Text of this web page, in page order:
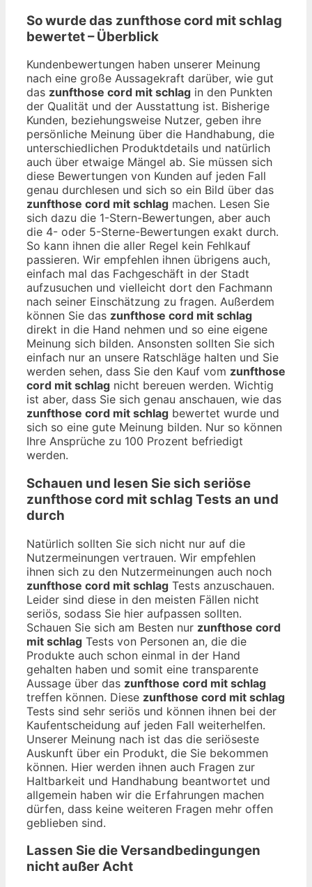
So wurde das zunfthose cord mit schlag
bewertet – Überblick
Kundenbewertungen haben unserer Meinung
nach eine große Aussagekraft darüber, wie gut
das zunfthose cord mit schlag in den Punkten
der Qualität und der Ausstattung ist. Bisherige
Kunden, beziehungsweise Nutzer, geben ihre
persönliche Meinung über die Handhabung, die
unterschiedlichen Produktdetails und natürlich
auch über etwaige Mängel ab. Sie müssen sich
diese Bewertungen von Kunden auf jeden Fall
genau durchlesen und sich so ein Bild über das
zunfthose cord mit schlag machen. Lesen Sie
sich dazu die 1-Stern-Bewertungen, aber auch
die 4- oder 5-Sterne-Bewertungen exakt durch.
So kann ihnen die aller Regel kein Fehlkauf
passieren. Wir empfehlen ihnen übrigens auch,
einfach mal das Fachgeschäft in der Stadt
aufzusuchen und vielleicht dort den Fachmann
nach seiner Einschätzung zu fragen. Außerdem
können Sie das zunfthose cord mit schlag
direkt in die Hand nehmen und so eine eigene
Meinung sich bilden. Ansonsten sollten Sie sich
einfach nur an unsere Ratschläge halten und Sie
werden sehen, dass Sie den Kauf vom zunfthose
cord mit schlag nicht bereuen werden. Wichtig
ist aber, dass Sie sich genau anschauen, wie das
zunfthose cord mit schlag bewertet wurde und
sich so eine gute Meinung bilden. Nur so können
Ihre Ansprüche zu 100 Prozent befriedigt
werden.
Schauen und lesen Sie sich seriöse
zunfthose cord mit schlag Tests an und
durch
Natürlich sollten Sie sich nicht nur auf die
Nutzermeinungen vertrauen. Wir empfehlen
ihnen sich zu den Nutzermeinungen auch noch
zunfthose cord mit schlag Tests anzuschauen.
Leider sind diese in den meisten Fällen nicht
seriös, sodass Sie hier aufpassen sollten.
Schauen Sie sich am Besten nur zunfthose cord
mit schlag Tests von Personen an, die die
Produkte auch schon einmal in der Hand
gehalten haben und somit eine transparente
Aussage über das zunfthose cord mit schlag
treffen können. Diese zunfthose cord mit schlag
Tests sind sehr seriös und können ihnen bei der
Kaufentscheidung auf jeden Fall weiterhelfen.
Unserer Meinung nach ist das die seriöseste
Auskunft über ein Produkt, die Sie bekommen
können. Hier werden ihnen auch Fragen zur
Haltbarkeit und Handhabung beantwortet und
allgemein haben wir die Erfahrungen machen
dürfen, dass keine weiteren Fragen mehr offen
geblieben sind.
Lassen Sie die Versandbedingungen
nicht außer Acht